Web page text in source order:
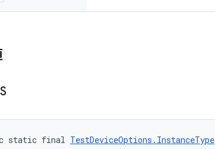
static final TestDeviceOptions.InstanceType